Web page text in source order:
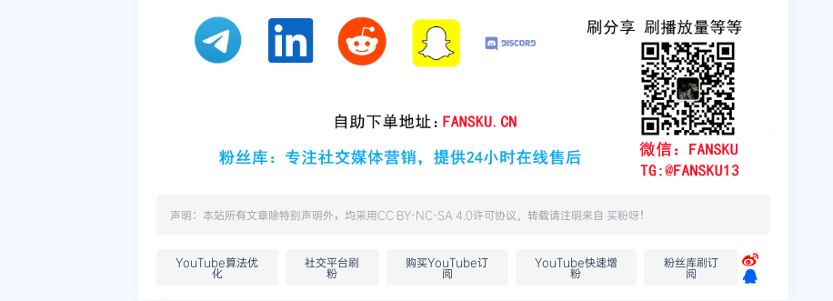
声明：本站所有文章除特别声明外，均采用CC BY-NC-SA 4.0许可协议。转载请注明来自 买粉呀！
YouTube算法优
化
社交平台刷
粉
购买YouTube订
阅
YouTube快速增
粉
粉丝库刷订
阅